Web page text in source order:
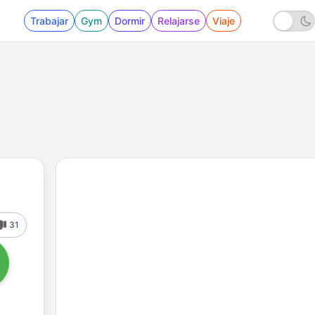
Trabajar Gym Dormir Relajarse Viaje
31